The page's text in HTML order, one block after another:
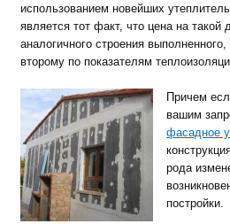
использованием новейших
является тот факт, что цена на такой
аналогичного строения
второму по показателям
Причем
вашим
фасадное
рода
постройки.